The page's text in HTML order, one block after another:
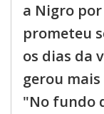
a Nigro
prometeu
os dias da
gerou
"No fundo